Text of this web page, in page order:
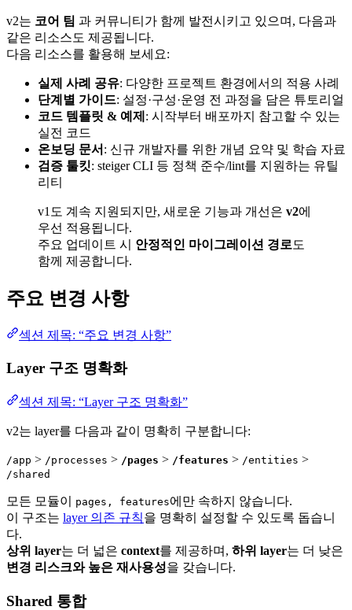
v2는 코어 팀 과 커뮤니티가 함께 발전시키고 있으며, 다음과
같은 리소스도 제공됩니다.
다음 리소스를 활용해 보세요:
실제 사례 공유: 다양한 프로젝트 환경에서의 적용 사례
단계별 가이드: 설정·구성·운영 전 과정을 담은 튜토리얼
코드 템플릿 & 예제 : 시작부터 배포까지 참고할 수 있는
실전 코드
온보딩 문서 : 신규 개발자를 위한 개념 요약 및 학습 자료
검증 툴킷: steiger CLI 등 정책 준수/lint를 지원하는 유틸
리티
v1도 계속 지원되지만, 새로운 기능과 개선은 v2에
우선 적용됩니다.
주요 업데이트 시 안정적인 마이그레이션 경로도
함께 제공합니다.
주요 변경 사항
섹션 제목: “주요 변경 사항”
Layer 구조 명확화
섹션 제목: “Layer 구조 명확화”
v2는 layer를 다음과 같이 명확히 구분합니다:
/app > /processes > /pages > /features > /entities >
/shared
모든 모듈이 pages, features에만 속하지 않습니다.
이 구조는 layer 의존 규칙을 명확히 설정할 수 있도록 돕습니
다.
상위 layer는 더 넓은 context를 제공하며, 하위 layer는 더 낮은
변경 리스크와 높은 재사용성을 갖습니다.
Shared 통합